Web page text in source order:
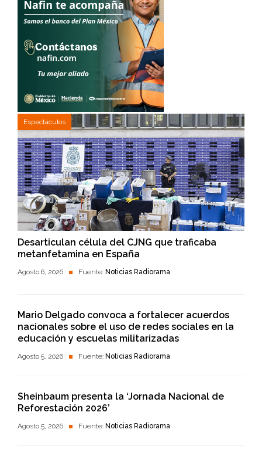
Espectáculos
Desarticulan célula del CJNG que traficaba
metanfetamina en España
Agosto 6, 2026 Fuente: Noticias Radiorama
Mario Delgado convoca a fortalecer acuerdos
nacionales sobre el uso de redes sociales en la
educación y escuelas militarizadas
Agosto 5, 2026 Fuente: Noticias Radiorama
Sheinbaum presenta la ‘Jornada Nacional de
Reforestación 2026’
Agosto 5, 2026 Fuente: Noticias Radiorama